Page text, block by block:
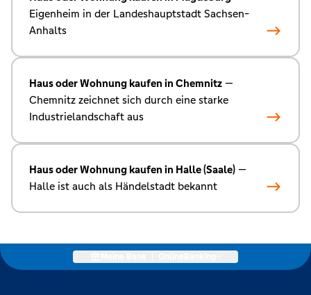
Eigenheim in der Landeshauptstadt Sachsen-
Anhalts
Haus oder Wohnung kaufen in Chemnitz —
Chemnitz zeichnet sich durch eine starke
Industrielandschaft aus
Haus oder Wohnung kaufen in Halle (Saale) —
Halle ist auch als Händelstadt bekannt